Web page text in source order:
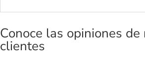
Conoce las opiniones
clientes